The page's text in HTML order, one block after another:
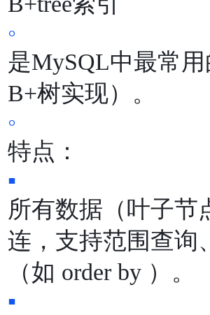
◦
是MySQL中最常
B+树实现）。
◦
特点：
▪
所有数据（叶⼦节
连，⽀持范围查询
（如 order by ）。
▪